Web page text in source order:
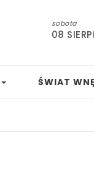
sobota
08
ŚWIAT